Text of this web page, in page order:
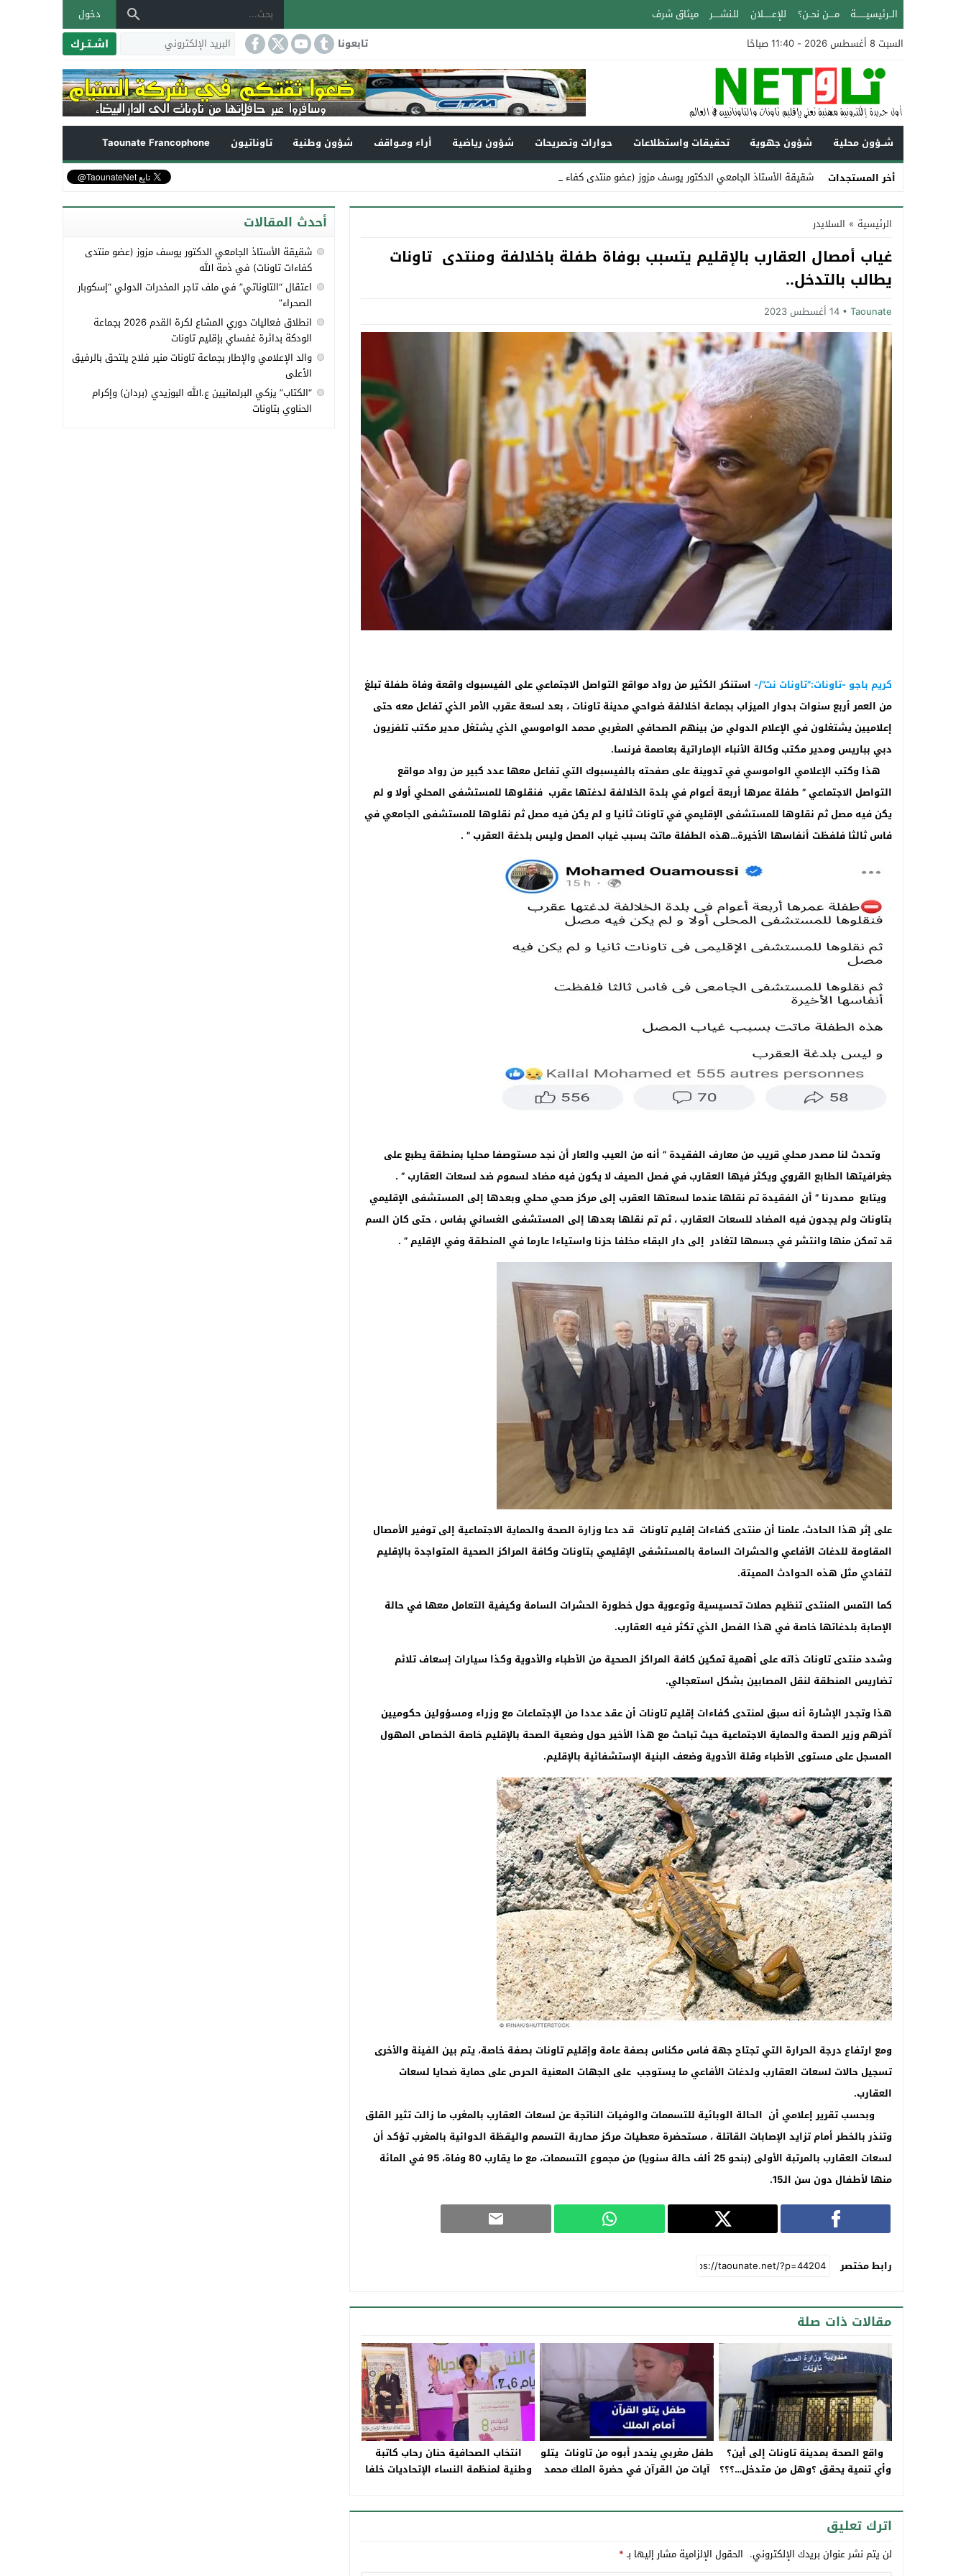
الــرئيسيـــــــة مــــن نحــن؟ للإعــــــلان للـنشـــــر ميثاق شرف
دخول
السبت 8 أغسطس 2026 - 11:40 صباحًا
تابعونا اشـتـرك
شــؤون محلية شؤون جهوية تحقيقات واستطلاعات حوارات وتصريحات شؤون رياضية أراء ومـواقف شؤون وطنية تاوناتيون
Taounate Francophone
أخر المستجدات
شقيقة الأستاذ الجامعي الدكتور يوسف مزوز (عضو منتدى كفاءات تاونات) في ذ_
Stop
Previous
Next
الرئيسية » السلايدر
يطالب بالتدخل..
Taounate 14 أغسطس 2023
كريم باجو -تاونات:”تاونات نت”/- استنكر الكثير من رواد مواقع التواصل الاجتماعي على الفيسبوك واقعة وفاة طفلة تبلغ
من العمر أربع سنوات بدوار الميزاب بجماعة اخلالفة ضواحي مدينة تاونات ، بعد لسعة عقرب الأمر الذي تفاعل معه حتى
إعلاميين يشتغلون في الإعلام الدولي من بينهم الصحافي المغربي محمد الواموسي الذي يشتغل مدير مكتب تلفزيون
دبي بباريس ومدير مكتب وكالة الأنباء الإماراتية بعاصمة فرنسا.
هذا وكتب الإعلامي الواموسي في تدوينة على صفحته بالفيسبوك التي تفاعل معها عدد كبير من رواد مواقع
التواصل الاجتماعي ” طفلة عمرها أربعة أعوام في بلدة الخلالفة لدغتها عقرب فنقلوها للمستشفى المحلي أولا و لم
يكن فيه مصل ثم نقلوها للمستشفى الإقليمي في تاونات ثانيا و لم يكن فيه مصل ثم نقلوها للمستشفى الجامعي في
فاس ثالثا فلفظت أنفاسها الأخيرة…هذه الطفلة ماتت بسبب غياب المصل وليس بلدغة العقرب ” .
وتحدث لنا مصدر محلي قريب من معارف الفقيدة ” أنه من العيب والعار أن نجد مستوصفا محليا بمنطقة يطبع على
جغرافيتها الطابع القروي ويكثر فيها العقارب في فصل الصيف لا يكون فيه مضاد لسموم ضد لسعات العقارب ” .
ويتابع مصدرنا ” أن الفقيدة تم نقلها عندما لسعتها العقرب إلى مركز صحي محلي وبعدها إلى المستشفى الإقليمي
بتاونات ولم يجدون فيه المضاد للسعات العقارب ، ثم تم نقلها بعدها إلى المستشفى الغساني بفاس ، حتى كان السم
قد تمكن منها وانتشر في جسمها لتغادر إلى دار البقاء مخلفا حزنا واستياءا عارما في المنطقة وفي الإقليم ” .
على إثر هذا الحادث، علمنا أن منتدى كفاءات إقليم تاونات قد دعا وزارة الصحة والحماية الاجتماعية إلى توفير الأمصال
المقاومة للدغات الأفاعي والحشرات السامة بالمستشفى الإقليمي بتاونات وكافة المراكز الصحية المتواجدة بالإقليم
لتفادي مثل هذه الحوادث المميتة.
كما التمس المنتدى تنظيم حملات تحسيسية وتوعوية حول خطورة الحشرات السامة وكيفية التعامل معها في حالة
الإصابة بلدغاتها خاصة في هذا الفصل الذي تكثر فيه العقارب.
وشدد منتدى تاونات ذاته على أهمية تمكين كافة المراكز الصحية من الأطباء والأدوية وكذا سيارات إسعاف تلائم
تضاريس المنطقة لنقل المصابين بشكل استعجالي.
هذا وتجدر الإشارة أنه سبق لمنتدى كفاءات إقليم تاونات أن عقد عددا من الإجتماعات مع وزراء ومسؤولين حكوميين
آخرهم وزير الصحة والحماية الاجتماعية حيث تباحث مع هذا الأخير حول وضعية الصحة بالإقليم خاصة الخصاص المهول
المسجل على مستوى الأطباء وقلة الأدوية وضعف البنية الإستشفائية بالإقليم.
ومع ارتفاع درجة الحرارة التي تجتاح جهة فاس مكناس بصفة عامة وإقليم تاونات بصفة خاصة، يتم بين الفينة والأخرى
تسجيل حالات لسعات العقارب ولدغات الأفاعي ما يستوجب على الجهات المعنية الحرص على حماية ضحايا لسعات
العقارب.
وبحسب تقرير إعلامي أن الحالة الوبائية للتسممات والوفيات الناتجة عن لسعات العقارب بالمغرب ما زالت تثير القلق
وتنذر بالخطر أمام تزايد الإصابات القاتلة ، مستحضرة معطيات مركز محاربة التسمم واليقظة الدوائية بالمغرب تؤكد أن
لسعات العقارب بالمرتبة الأولى (بنحو 25 ألف حالة سنويا) من مجموع التسممات، مع ما يقارب 80 وفاة، 95 في المائة
منها لأطفال دون سن الـ15 .
رابط مختصر
مقالات ذات صلة
واقع الصحة بمدينة تاونات إلى أين؟
وأي تنمية يحقق ؟وهل من متدخل…؟؟؟
طفل مغربي ينحدر أبوه من تاونات يتلو
آيات من القرآن في حضرة الملك محمد
انتخاب الصحافية حنان رحاب كاتبة
وطنية لمنظمة النساء الإتحاديات خلفا
اترك تعليق
لن يتم نشر عنوان بريدك الإلكتروني. الحقول الإلزامية مشار إليها بـ*
أحدث المقالات
شقيقة الأستاذ الجامعي الدكتور يوسف مزوز (عضو منتدى
كفاءات تاونات) في ذمة الله
اعتقال “التاوناتي” في ملف تاجر المخدرات الدولي “إسكوبار
الصحراء”
انطلاق فعاليات دوري المشاع لكرة القدم 2026 بجماعة
الودكة بدائرة غفساي بإقليم تاونات
والد الإعلامي والإطار بجماعة تاونات منير فلاح يلتحق بالرفيق
الأعلى
“الكتاب” يزكي البرلمانيين ع.الله البوزيدي (بردان) وإكرام
الحناوي بتاونات